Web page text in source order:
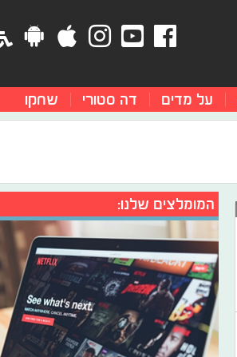
על מדים דה סטורי שחקו
המומלצים שלנו: